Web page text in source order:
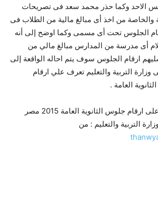
الاحد وكما حذر محمد سعد فى تصريحات
والخاصة من اخذ أى مبالغ مالية من الطلاب فى
الجلوس تحت أى مسمى وكما اوضح إلى أنه
أى مدرسة من المدارس مبالغ مالي من
ارقام الجلوس سوف يتم احاله الواقعة إلى
وزارة التربية والتعليم تعرف علي ارقام
العامة .
يمكن الان التعرف على ارقام جلوس الثانوية العامة 2015 مصر
التربية والتعليم : من